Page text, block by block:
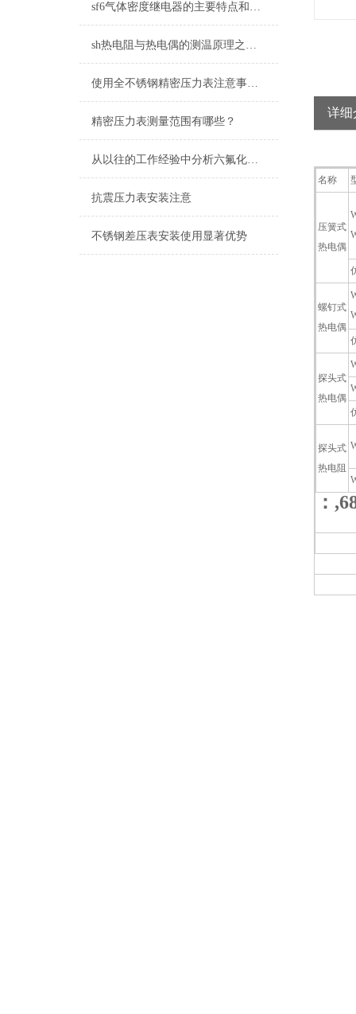
sf6气体密度继电器的主要特点和具体操作流程
sh热电阻与热电偶的测温原理之间的不同
使用全不锈钢精密压力表注意事项少不了
精密压力表测量范围有哪些？
从以往的工作经验中分析六氟化硫压力表可能遇到的问题
抗震压力表安装注意
不锈钢差压表安装使用显著优势
详细
名称
压簧式
热电偶
螺钉式
热电偶
探头式
热电偶
探头式
热电阻
：